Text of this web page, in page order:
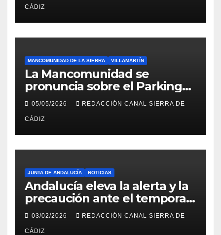
CÁDIZ
MANCOMUNIDAD DE LA SIERRA VILLAMARTÍN
La Mancomunidad se
pronuncia sobre el Parking
del Hospital de Villamartín
05/05/2026 REDACCIÓN CANAL SIERRA DE
CÁDIZ
JUNTA DE ANDALUCÍA NOTICIAS
Andalucía eleva la alerta y la
precaución ante el temporal:
colegios cerrados y la UME en
preaviso
03/02/2026 REDACCIÓN CANAL SIERRA DE
CÁDIZ